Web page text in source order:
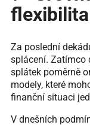
Za poslední
splácení. Zatímco
splátek poměrně
modely, které
finanční situaci
V dnešních